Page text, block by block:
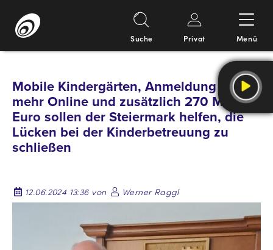
Inhalt
Suche Privat Menü
Mobile Kindergärten, Anmeldung nur
mehr Online und zusätzlich 270 Mio
Euro sollen der Steiermark helfen, die
Lücken bei der Kinderbetreuung zu
schließen
12.06.2024 13:36 von Werner Raggl